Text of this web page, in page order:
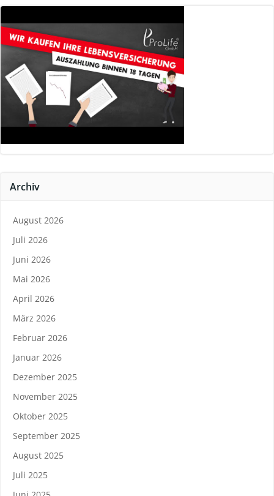
Archiv
August 2026
Juli 2026
Juni 2026
Mai 2026
April 2026
März 2026
Februar 2026
Januar 2026
Dezember 2025
November 2025
Oktober 2025
September 2025
August 2025
Juli 2025